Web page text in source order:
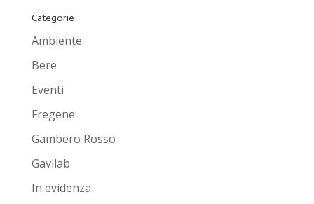
Categorie
Ambiente
Bere
Eventi
Fregene
Gambero Rosso
Gavilab
In evidenza